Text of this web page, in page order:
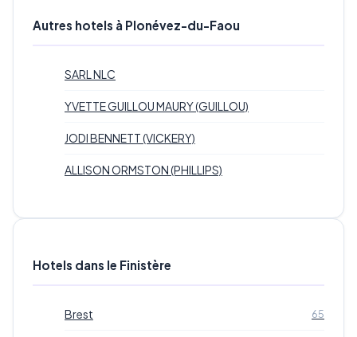
Autres hotels à Plonévez-du-Faou
SARL NLC
YVETTE GUILLOU MAURY (GUILLOU)
JODI BENNETT (VICKERY)
ALLISON ORMSTON (PHILLIPS)
Hotels dans le Finistère
Brest 65